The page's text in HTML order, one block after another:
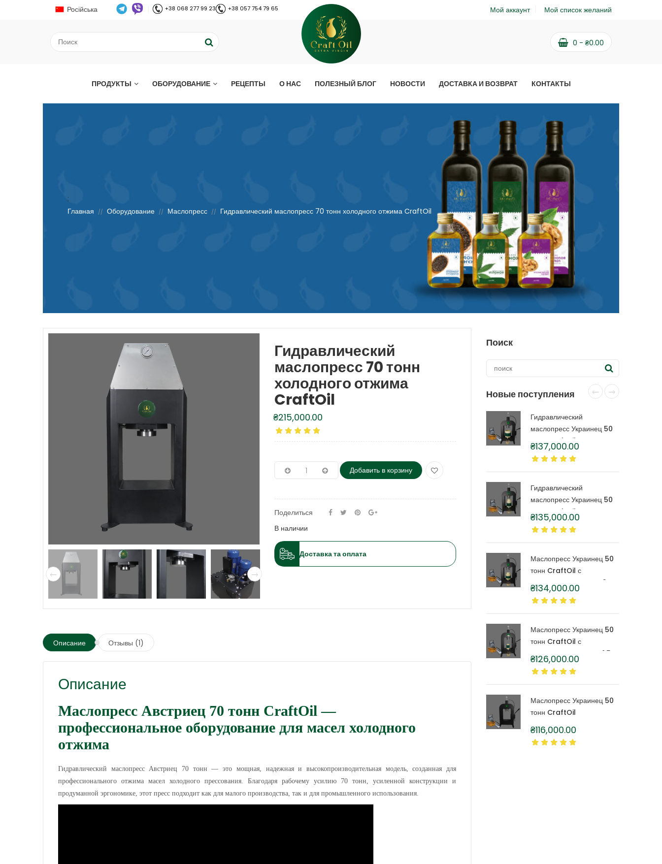
Російська +38 068 277 99 23 +38 057 754 79 65 Мой аккаунт Мой список желаний
0 - ₴0.00
ПРОДУКТЫ ОБОРУДОВАНИЕ РЕЦЕПТЫ О НАС ПОЛЕЗНЫЙ БЛОГ НОВОСТИ ДОСТАВКА И ВОЗВРАТ КОНТАКТЫ
;
Главная
// Оборудование // Маслопресс // Гидравлический маслопресс 70 тонн холодного отжима CraftOil
Гидравлический
маслопресс 70 тонн
холодного отжима
CraftOil
₴215,000.00
Добавить в корзину
Поделиться
В наличии
Доставка та оплата
Описание Отзывы (1)
Описание
Маслопресс Австриец 70 тонн CraftOil —
профессиональное оборудование для масел холодного
отжима
Гидравлический маслопресс Австриец 70 тонн — это мощная, надежная и высокопроизводительная модель, созданная для
профессионального отжима масел холодного прессования. Благодаря рабочему усилию 70 тонн, усиленной конструкции и
продуманной эргономике, этот пресс подходит как для малого производства, так и для промышленного использования.
Поиск
Новые поступления
Гидравлический
маслопресс Украинец 50
тонн CraftOil с
капролоновой бочкой 6
литров
₴137,000.00
Гидравлический
маслопресс Украинец 50
тонн CraftOil с
капролоновой бочкой 4
литра
₴135,000.00
Маслопресс Украинец 50
тонн CraftOil с
капролоновой бочкой 3
литра
₴134,000.00
Маслопресс Украинец 50
тонн CraftOil с
капролоновой бочкой 1,5
литра
₴126,000.00
Маслопресс Украинец 50
тонн CraftOil
₴116,000.00